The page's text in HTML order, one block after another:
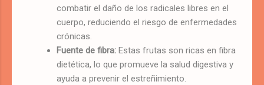
combatir el daño de los radicales libres en el
cuerpo, reduciendo el riesgo de enfermedades
crónicas.
Fuente de fibra: Estas frutas son ricas en fibra
dietética, lo que promueve la salud digestiva y
ayuda a prevenir el estreñimiento.